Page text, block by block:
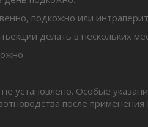
подкожно или
делать в нескольких
установлено. Особые
после